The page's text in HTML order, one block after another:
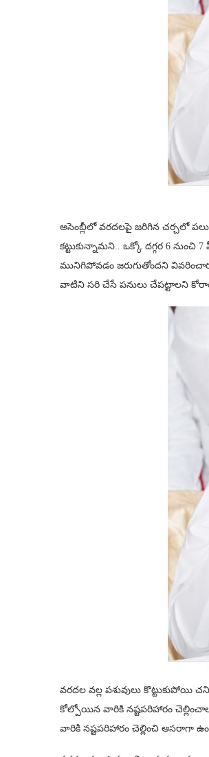
అసెంబ్లీలో వరదలపై జ‌రిగిన‌ చర్చలో
కట్టుకున్నామ‌ని.. ఒక్కో దగ్గర 6 నుంచి
మునిగిపోవ‌డం జ‌రుగుతోంద‌ని
వాటిని సరి చేసే పనులు చేపట్టాలని
వరదల‌ వల్ల పశువులు
కోల్పోయిన వారికి నష్టపరిహారం
వారికి నష్టపరిహారం చెల్లించి ఆసరాగా